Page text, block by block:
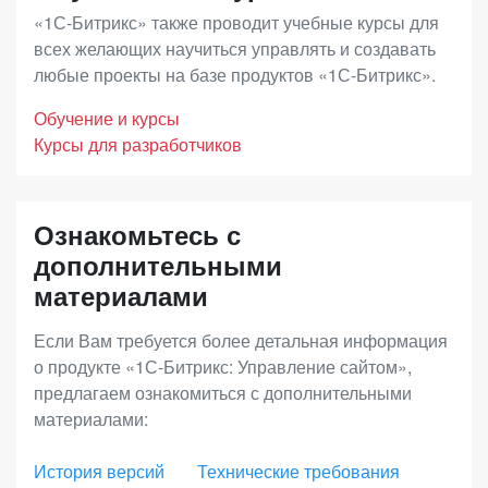
дополнительными возможностями развития
онлайн-продаж, повышения конверсии и
доходности. В дополнение к преимуществам
возможность построения дилерских продаж,
запустить программу лояльности и
аффилиатские программы, использовать
расширенную отчетность.
«Энтерпрайз»– лицензия с максимальной
функциональностью для средних и крупных
интернет-магазинов, региональных и
федеральных сетей. Позволяет выстраивать
бухгалтерском учете. Ее назначение –
подтверждение правомерности использования
программного продукта клиентом по истечению
программный продукт (по статье 1281 ГК РФ).
«1С-Битрикс» также проводит учебные курсы для
всех желающих научиться управлять и создавать
любые проекты на базе продуктов «1С-Битрикс».
Обучение и курсы
Курсы для разработчиков
Ознакомьтесь с
дополнительными
материалами
Если Вам требуется более детальная информация
о продукте «1С-Битрикс: Управление сайтом»,
предлагаем ознакомиться с дополнительными
материалами:
История версий
Технические требования